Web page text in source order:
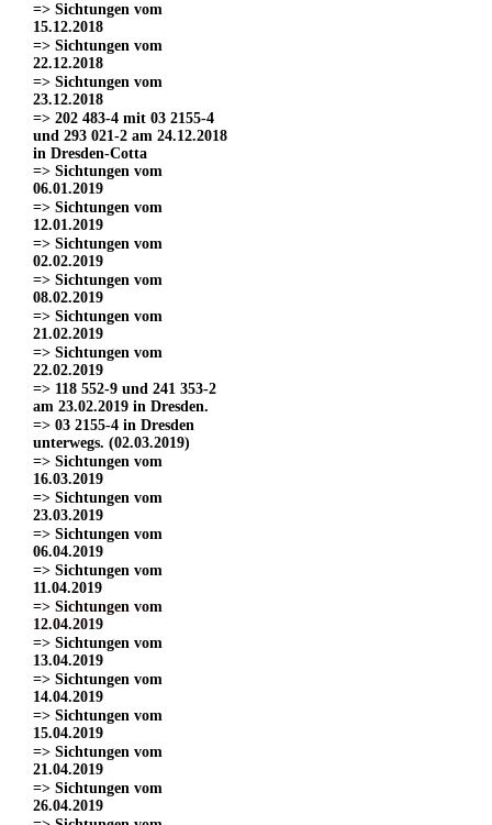
=> Sichtungen vom
15.12.2018
=> Sichtungen vom
22.12.2018
=> Sichtungen vom
23.12.2018
=> 202 483-4 mit 03 2155-4
und 293 021-2 am 24.12.2018
in Dresden-Cotta
=> Sichtungen vom
06.01.2019
=> Sichtungen vom
12.01.2019
=> Sichtungen vom
02.02.2019
=> Sichtungen vom
08.02.2019
=> Sichtungen vom
21.02.2019
=> Sichtungen vom
22.02.2019
=> 118 552-9 und 241 353-2
am 23.02.2019 in Dresden.
=> 03 2155-4 in Dresden
unterwegs. (02.03.2019)
=> Sichtungen vom
16.03.2019
=> Sichtungen vom
23.03.2019
=> Sichtungen vom
06.04.2019
=> Sichtungen vom
11.04.2019
=> Sichtungen vom
12.04.2019
=> Sichtungen vom
13.04.2019
=> Sichtungen vom
14.04.2019
=> Sichtungen vom
15.04.2019
=> Sichtungen vom
21.04.2019
=> Sichtungen vom
26.04.2019